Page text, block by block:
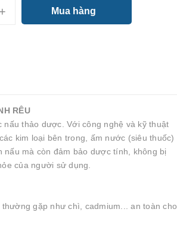
+ Mua hàng
RÊU
thảo dược. Với công nghệ và kỹ thuật
kim loại bên trong, ấm nước (siêu thuốc)
mà còn đảm bảo dược tính, không bị
của người sử dụng.
gặp như chì, cadmium... an toàn cho